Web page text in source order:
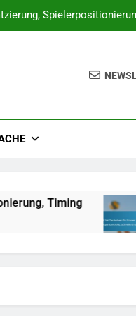
Fußarbeit,
Fußarbeit,Tight
4 Months